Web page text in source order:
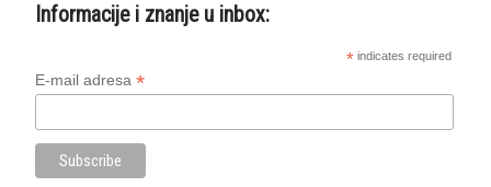
Informacije i znanje u inbox:
* indicates required
E-mail adresa*